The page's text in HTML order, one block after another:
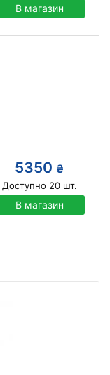
В магазин
5350 ₴
Доступно 20шт.
В магазин